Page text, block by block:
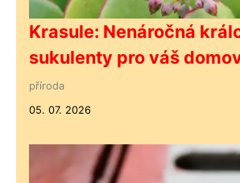
Krasule: Nenáročná
sukulenty pro váš
příroda
05. 07. 2026